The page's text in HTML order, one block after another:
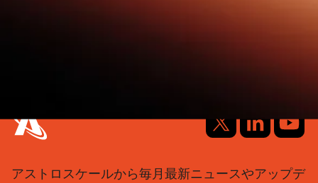
アストロスケールから毎月最新ニュースやアップデ